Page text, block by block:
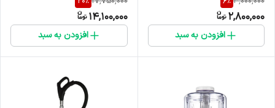
2,800,000
افزودن به سبد
14,100,000
افزودن به سبد